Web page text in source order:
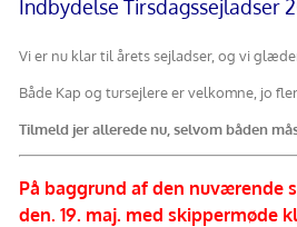
Indbydelse Tirsdagssejladser
Vi er nu klar til årets sejladser, og vi
Både Kap og tursejlere er velkomne, jo
Tilmeld jer allerede nu, selvom båden
På baggrund af den nuværende
den. 19. maj. med skippermøde